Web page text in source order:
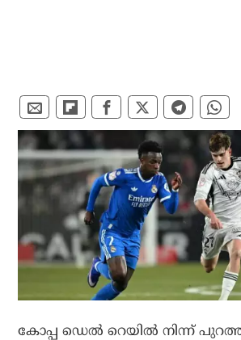
കോപ്പ ഡെല്‍ റെയില്‍ നിന്ന്